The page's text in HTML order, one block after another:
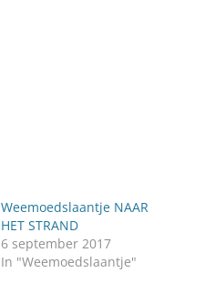
Weemoedslaantje NAAR
HET STRAND
6 september 2017
In "Weemoedslaantje"